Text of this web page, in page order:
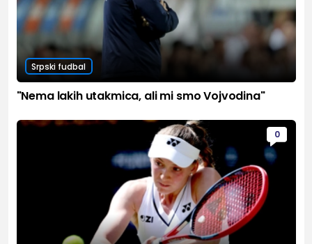
Srpski fudbal
"Nema lakih utakmica, ali mi smo Vojvodina"
0